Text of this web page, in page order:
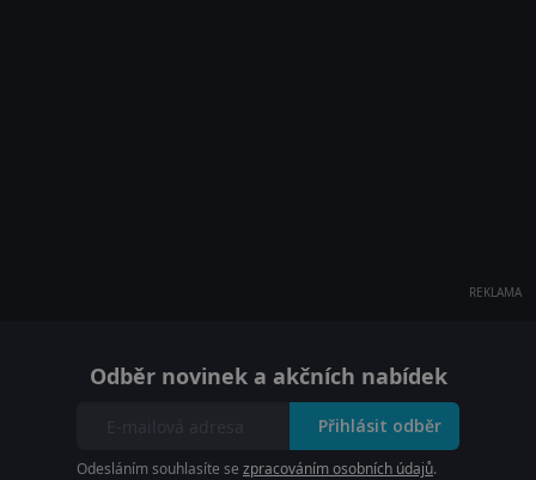
REKLAMA
Odběr novinek a akčních nabídek
Přihlásit odběr
Odesláním souhlasíte se zpracováním osobních údajů.